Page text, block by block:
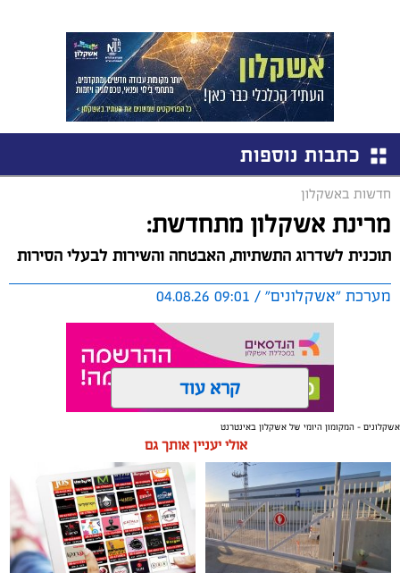
כתבות נוספות
חדשות באשקלון
מרינת אשקלון מתחדשת:
תוכנית לשדרוג התשתיות, האבטחה והשירות לבעלי הסירות
מערכת "אשקלונים" / 09:01 04.08.26
תגים:אשקלון, מרינה
החברה הכלכלית הציגה לנציגי בעלי כלי השייט במרינה
תוכנית השקעה מקיפה הכוללת שדרוג התשתיות, חיזוק
מערך האבטחה, הקמת תחנת דלק חדשה ושיפור השירותים.
מנכ"ל החכ"ל: "כל שקל שנגבה מבעלי הסירות חוזר בחזרה
קרא עוד
אשקלונים - המקומון היומי של אשקלון באינטרנט
אולי יעניין אותך גם